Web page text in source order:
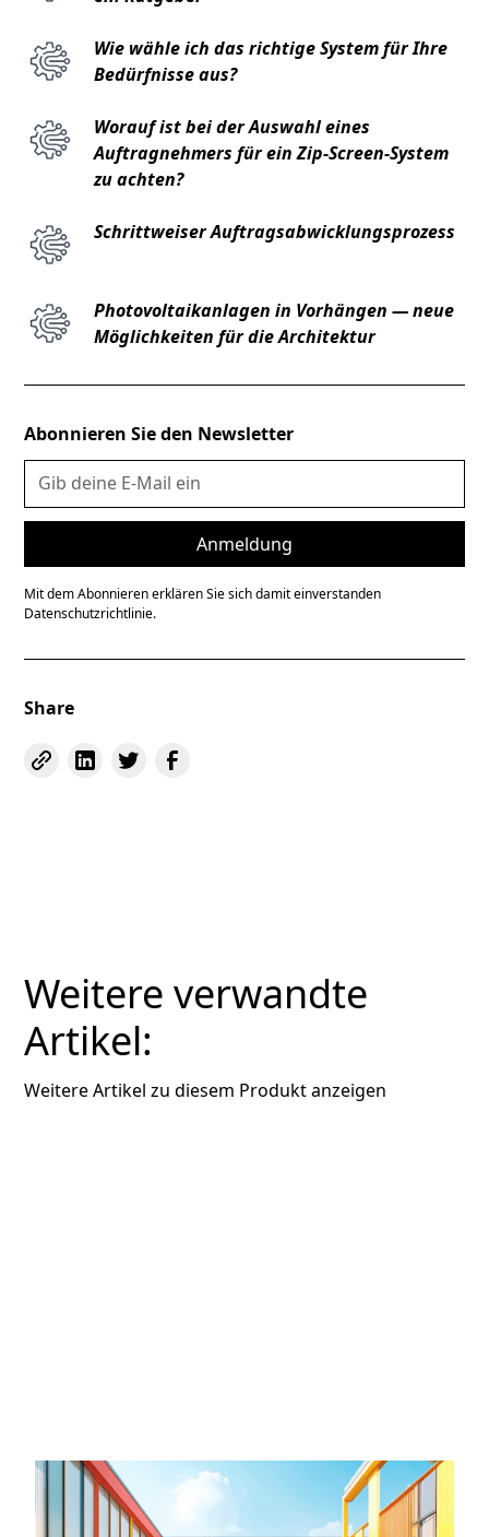
Wie wähle ich das richtige System für Ihre
Bedürfnisse aus?
Worauf ist bei der Auswahl eines
Auftragnehmers für ein Zip-Screen-System
zu achten?
Schrittweiser Auftragsabwicklungsprozess
Photovoltaikanlagen in Vorhängen — neue
Möglichkeiten für die Architektur
Abonnieren Sie den Newsletter
Mit dem Abonnieren erklären Sie sich damit einverstanden
Datenschutzrichtlinie.
Share
Weitere verwandte
Artikel:
Weitere Artikel zu diesem Produkt anzeigen